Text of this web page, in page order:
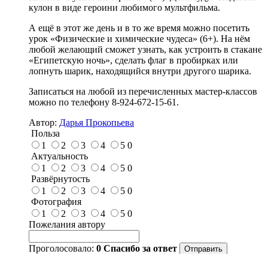
кулон в виде героини любимого мультфильма.
А ещё в этот же день и в то же время можно посетить
урок «Физические и химические чудеса» (6+). На нём
любой желающий сможет узнать, как устроить в стакане
«Египетскую ночь», сделать флаг в пробирках или
лопнуть шарик, находящийся внутри другого шарика.
Записаться на любой из перечисленных мастер-классов
можно по телефону 8-924-672-15-61.
Автор: Дарья Прокопьева
Польза
1
2 3 4 5 0
Актуальность
1
2 3 4 5 0
Развёрнутость
1
2 3 4 5 0
Фотография
1
2 3 4 5 0
Пожелания автору
Проголосовало: 0 Спасибо за ответ